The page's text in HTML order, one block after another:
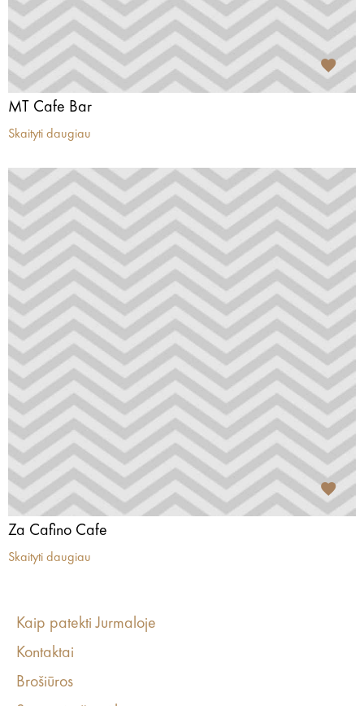
MT Cafe Bar
Skaityti daugiau
Za Cafino Cafe
Skaityti daugiau
Kaip patekti Jurmaloje
Kontaktai
Brošiūros